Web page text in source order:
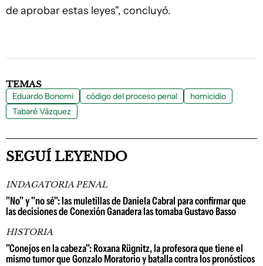
de aprobar estas leyes", concluyó.
TEMAS
Eduardo Bonomi código del proceso penal
homicidio
Tabaré Vázquez
SEGUÍ LEYENDO
INDAGATORIA PENAL
"No" y "no sé": las muletillas de Daniela Cabral para confirmar que
las decisiones de Conexión Ganadera las tomaba Gustavo Basso
HISTORIA
"Conejos en la cabeza": Roxana Rügnitz, la profesora que tiene el
mismo tumor que Gonzalo Moratorio y batalla contra los pronósticos